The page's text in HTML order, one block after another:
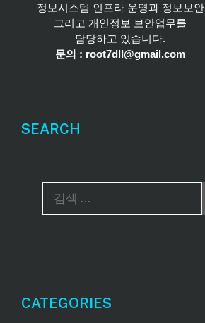
정보시스템 인프라 운영과 정보보안
그리고 개인정보 보안업무를
담당하고 있습니다.
문의 : root7dll@gmail.com
SEARCH
CATEGORIES